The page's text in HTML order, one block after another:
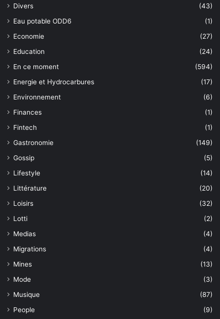
Divers
(43)
Eau potable ODD6
(1)
Economie
(27)
Education
(24)
En ce moment
(594)
Energie et Hydrocarbures
(17)
Environnement
(6)
Finances
(1)
Fintech
(1)
Gastronomie
(149)
Gossip
(5)
Lifestyle
(14)
Littérature
(20)
Loisirs
(32)
Lotti
(2)
Medias
(4)
Migrations
(4)
Mines
(13)
Mode
(3)
Musique
(87)
People
(9)